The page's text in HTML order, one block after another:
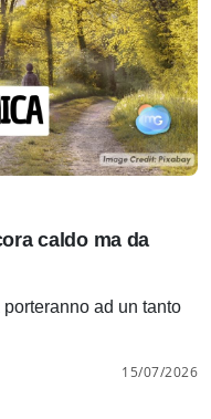
caldo ma da
ad un tanto
15/07/2026